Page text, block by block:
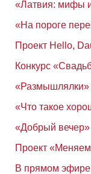
«Латвия: мифы
«На пороге
Проект Hello,
Конкурс
«Размышлялки»
«Что такое
«Добрый вечер»
Проект
В прямом эфире